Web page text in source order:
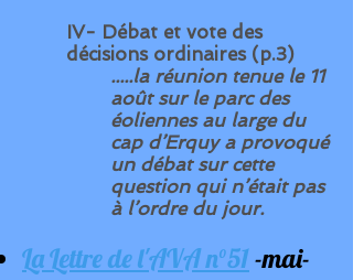
IV- Débat et vote des
décisions ordinaires (p.3)
.....la réunion tenue le 11
août sur le parc des
éoliennes au large du
cap d’Erquya provoqué
un débat sur cette
question qui n’était pas
à l’ordre du jour.
La Lettre de l'AVA n°51-mai-